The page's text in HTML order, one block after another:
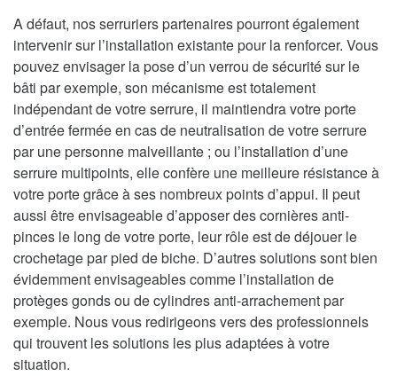
A défaut, nos serruriers partenaires pourront également
intervenir sur l’installation existante pour la renforcer. Vous
pouvez envisager la pose d’un verrou de sécurité sur le
bâti par exemple, son mécanisme est totalement
indépendant de votre serrure, il maintiendra votre porte
d’entrée fermée en cas de neutralisation de votre serrure
par une personne malveillante ; ou l’installation d’une
serrure multipoints, elle confère une meilleure résistance à
votre porte grâce à ses nombreux points d’appui. Il peut
aussi être envisageable d’apposer des cornières anti-
pinces le long de votre porte, leur rôle est de déjouer le
crochetage par pied de biche. D’autres solutions sont bien
évidemment envisageables comme l’installation de
protèges gonds ou de cylindres anti-arrachement par
exemple. Nous vous redirigeons vers des professionnels
qui trouvent les solutions les plus adaptées à votre
situation.